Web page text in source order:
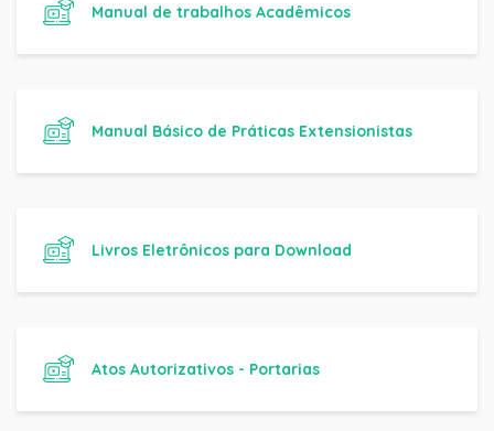
Manual de trabalhos Acadêmicos
Manual Básico de Práticas Extensionistas
Livros Eletrônicos para Download
Atos Autorizativos - Portarias